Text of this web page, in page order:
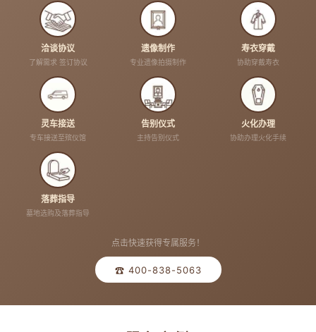
洽谈协议
了解需求 签订协议
遗像制作
专业遗像拍摄制作
寿衣穿戴
协助穿戴寿衣
灵车接送
专车接送至殡仪馆
告别仪式
主持告别仪式
火化办理
协助办理火化手续
落葬指导
墓地选购及落葬指导
点击快速获得专属服务！
☎ 400-838-5063